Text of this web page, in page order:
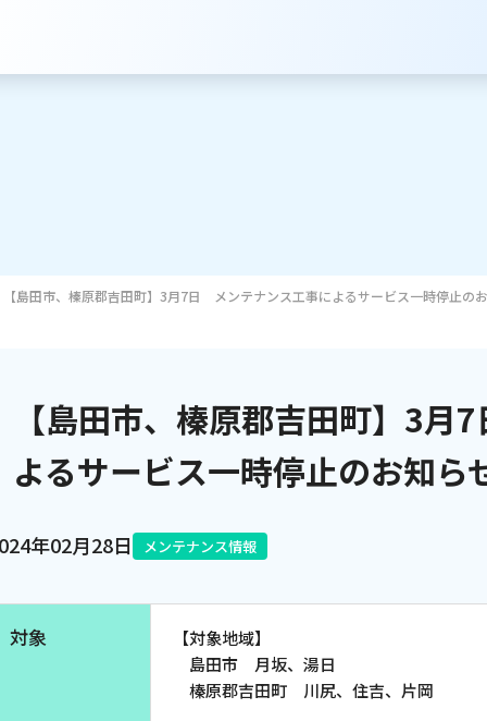
サービスのご案内
テレビ
電話
動画配信
【島田市、榛原郡吉田町】3月7日 メンテナンス工事によるサービス一時停止の
【島田市、榛原郡吉田町】3
よるサービス一時停止のお知ら
年02月28日 メンテナンス情報
対象
【対象地域】
島田市 月坂、湯日
榛原郡吉田町 川尻、住吉、片岡